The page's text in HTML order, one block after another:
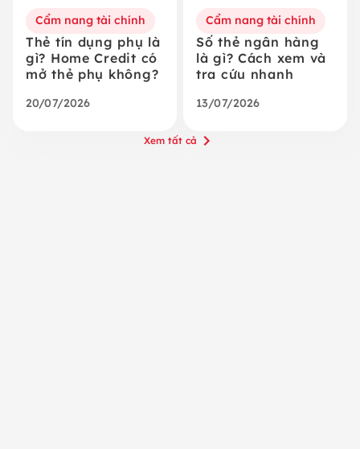
Cẩm nang tài chính
Thẻ tín dụng phụ là
gì? Home Credit có
mở thẻ phụ không?
20/07/2026
Cẩm nang tài chính
Số thẻ ngân hàng
là gì? Cách xem và
tra cứu nhanh
13/07/2026
Xem tất cả